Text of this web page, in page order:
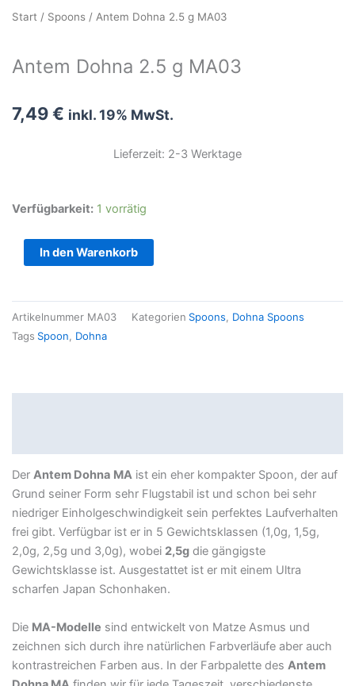
Start / Spoons / Antem Dohna 2.5 g MA03
Antem Dohna 2.5 g MA03
7,49€ inkl. 19% MwSt.
Lieferzeit: 2-3 Werktage
Verfügbarkeit: 1 vorrätig
Antem
Menge
In den Warenkorb
Artikelnummer MA03 Kategorien Spoons
Dohna Spoons
Tags Spoon Dohna
Der Antem Dohna MA ist ein eher kompakter Spoon, der auf
Grund seiner Form sehr Flugstabil ist und schon bei sehr
niedriger Einholgeschwindigkeit sein perfektes Laufverhalten
frei gibt. Verfügbar ist er in 5 Gewichtsklassen (1,0g, 1,5g,
2,0g, 2,5g und 3,0g), wobei 2,5g die gängigste
Gewichtsklasse ist. Ausgestattet ist er mit einem Ultra
scharfen Japan Schonhaken.
Die MA-Modelle sind entwickelt von Matze Asmus und
zeichnen sich durch ihre natürlichen Farbverläufe aber auch
kontrastreichen Farben aus. In der Farbpalette des Antem